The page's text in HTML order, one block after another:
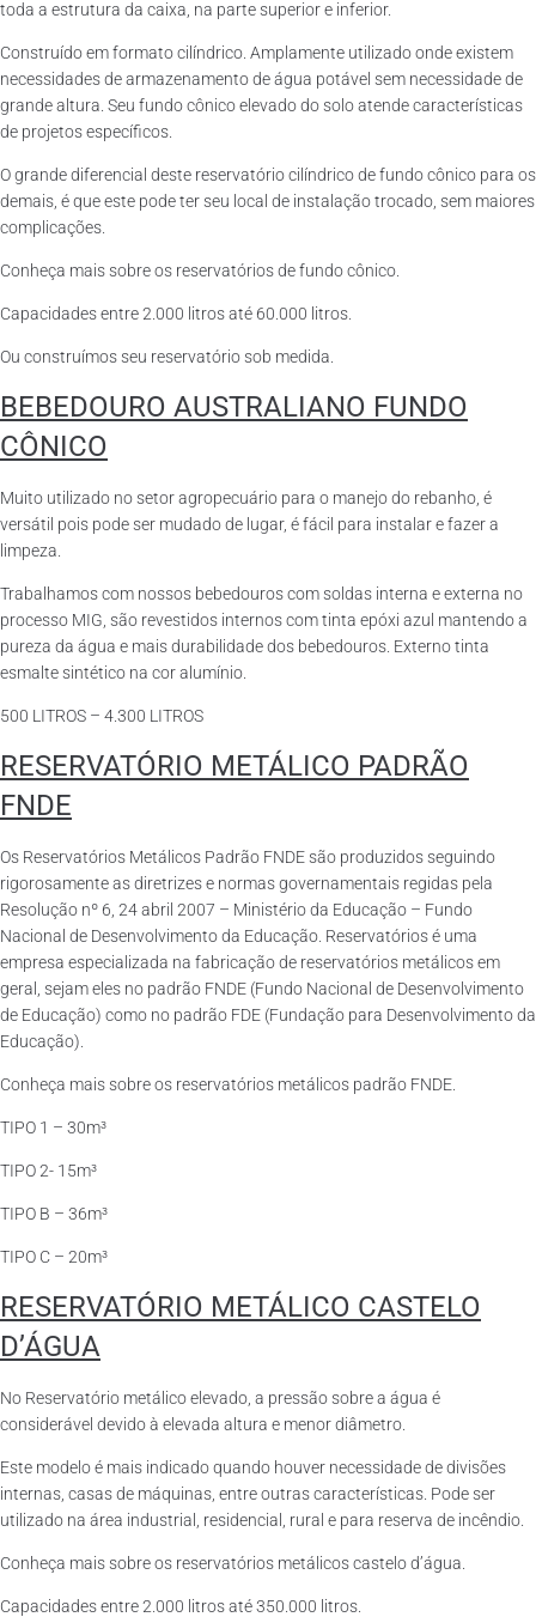
toda a estrutura da caixa, na parte superior e inferior.
Construído em formato cilíndrico. Amplamente utilizado onde existem
necessidades de armazenamento de água potável sem necessidade de
grande altura. Seu fundo cônico elevado do solo atende características
de projetos específicos.
O grande diferencial deste reservatório cilíndrico de fundo cônico para os
demais, é que este pode ter seu local de instalação trocado, sem maiores
complicações.
Conheça mais sobre os reservatórios de fundo cônico.
Capacidades entre 2.000 litros até 60.000 litros.
Ou construímos seu reservatório sob medida.
BEBEDOURO AUSTRALIANO FUNDO
CÔNICO
Muito utilizado no setor agropecuário para o manejo do rebanho, é
versátil pois pode ser mudado de lugar, é fácil para instalar e fazer a
limpeza.
Trabalhamos com nossos bebedouros com soldas interna e externa no
processo MIG, são revestidos internos com tinta epóxi azul mantendo a
pureza da água e mais durabilidade dos bebedouros. Externo tinta
esmalte sintético na cor alumínio.
500 LITROS – 4.300 LITROS
RESERVATÓRIO METÁLICO PADRÃO
FNDE
Os Reservatórios Metálicos Padrão FNDE são produzidos seguindo
rigorosamente as diretrizes e normas governamentais regidas pela
Resolução nº 6, 24 abril 2007 – Ministério da Educação – Fundo
Nacional de Desenvolvimento da Educação. Reservatórios é uma
empresa especializada na fabricação de reservatórios metálicos em
geral, sejam eles no padrão FNDE (Fundo Nacional de Desenvolvimento
de Educação) como no padrão FDE (Fundação para Desenvolvimento da
Educação).
Conheça mais sobre os reservatórios metálicos padrão FNDE.
TIPO 1 – 30m³
TIPO 2- 15m³
TIPO B – 36m³
TIPO C – 20m³
RESERVATÓRIO METÁLICO CASTELO
D’ÁGUA
No Reservatório metálico elevado, a pressão sobre a água é
considerável devido à elevada altura e menor diâmetro.
Este modelo é mais indicado quando houver necessidade de divisões
internas, casas de máquinas, entre outras características. Pode ser
utilizado na área industrial, residencial, rural e para reserva de incêndio.
Conheça mais sobre os reservatórios metálicos castelo d’água.
Capacidades entre 2.000 litros até 350.000 litros.